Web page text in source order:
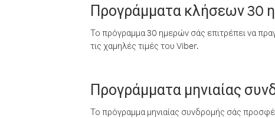
Προγράμματα κλήσεων 30
Το πρόγραμμα 30 ημερών σάς επιτρέπει να
τις χαμηλές τιμές του Viber.
Προγράμματα μηνιαίας
Το πρόγραμμα μηνιαίας συνδρομής σάς